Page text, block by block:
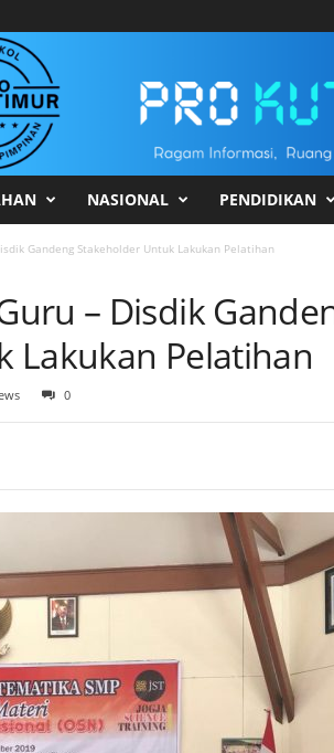
NASIONAL PENDIDIKAN
Gandeng Stakeholder Untuk Lakukan Pelatihan
– Disdik
Lakukan Pelatihan
0